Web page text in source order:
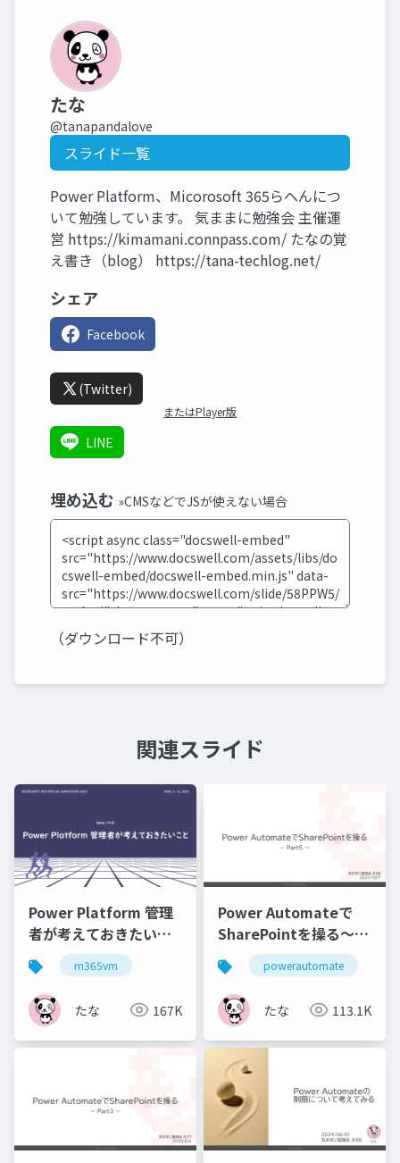
たな
@tanapandalove
スライド一覧
Power Platform、Micorosoft 365らへんにつ
いて勉強しています。 気ままに勉強会 主催運
営 https://kimamani.connpass.com/ たなの覚
え書き（blog） https://tana-techlog.net/
シェア
Facebook
(Twitter)
またはPlayer版
LINE
埋め込む »CMSなどでJSが使えない場合
（ダウンロード不可）
関連スライド
Power Platform 管理
者が考えておきたいこ
と
m365vm
たな 167K
Power Automateで
SharePointを操る～
Part5～powerautomate
たな 113.1K